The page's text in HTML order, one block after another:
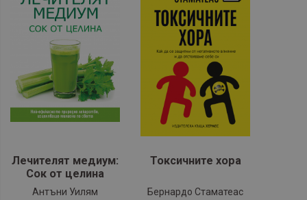
Лечителят медиум:
Сок от целина
Антъни Уилям
Токсичните хора
Бернардо Стаматеас